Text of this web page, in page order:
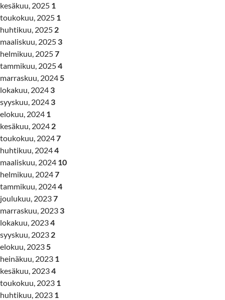
kesäkuu, 2025 1
toukokuu, 2025 1
huhtikuu, 2025 2
maaliskuu, 2025 3
helmikuu, 20257
tammikuu, 20254
marraskuu, 20245
lokakuu, 2024 3
syyskuu, 2024 3
elokuu, 2024 1
kesäkuu, 2024 2
toukokuu, 20247
huhtikuu, 20244
maaliskuu, 2024 10
helmikuu, 20247
tammikuu, 20244
joulukuu, 20237
marraskuu, 2023 3
lokakuu, 20234
syyskuu, 2023 2
elokuu, 20235
heinäkuu, 2023 1
kesäkuu, 20234
toukokuu, 2023 1
huhtikuu, 2023 1